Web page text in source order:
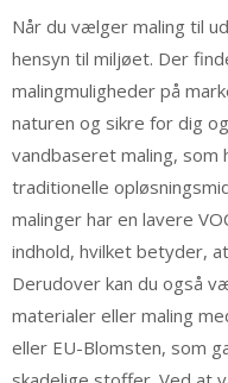
Når du vælger maling til
hensyn til miljøet. Der
malingmuligheder på
naturen og sikre for dig
vandbaseret maling, som
traditionelle
malinger har en lavere
indhold, hvilket betyder,
Derudover kan du også
materialer eller maling
eller EU-Blomsten, som